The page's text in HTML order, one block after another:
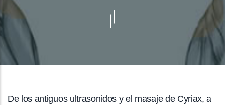
De los antiguos ultrasonidos y el masaje de Cyriax, a